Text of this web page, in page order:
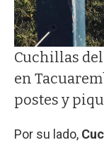
Cuchillas del
en
postes y
Por su lado,